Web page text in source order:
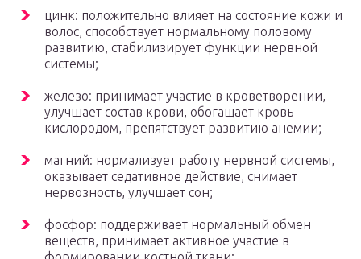
цинк: положительно влияет на состояние кожи и
волос, способствует нормальному половому
развитию, стабилизирует функции нервной
системы;
железо: принимает участие в кроветворении,
улучшает состав крови, обогащает кровь
кислородом, препятствует развитию анемии;
магний: нормализует работу нервной системы,
оказывает седативное действие, снимает
нервозность, улучшает сон;
фосфор: поддерживает нормальный обмен
веществ, принимает активное участие в